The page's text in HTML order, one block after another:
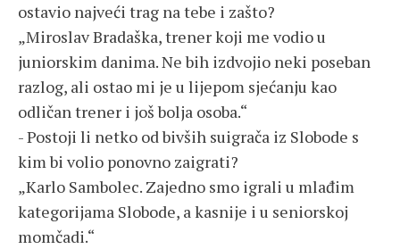
ostavio najveći trag na tebe i zašto?
„Miroslav Bradaška, trener koji me vodio u
juniorskim danima. Ne bih izdvojio neki poseban
razlog, ali ostao mi je u lijepom sjećanju kao
odličan trener i još bolja osoba.“
- Postoji li netko od bivših suigrača iz Slobode s
kim bi volio ponovno zaigrati?
„Karlo Sambolec. Zajedno smo igrali u mlađim
kategorijama Slobode, a kasnije i u seniorskoj
momčadi.“